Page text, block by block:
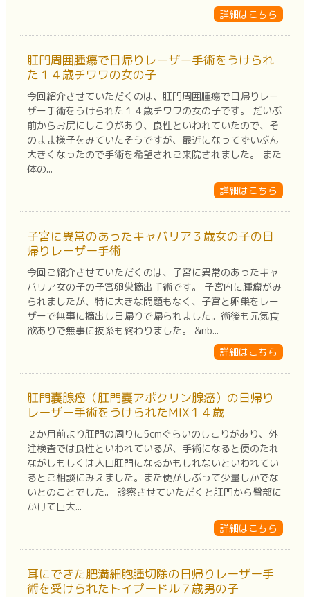
詳細はこちら
肛門周囲腫瘍で日帰りレーザー手術をうけられ
た１４歳チワワの女の子
今回紹介させていただくのは、肛門周囲腫瘍で日帰りレー
ザー手術をうけられた１４歳チワワの女の子です。 だいぶ
前からお尻にしこりがあり、良性といわれていたので、そ
のまま様子をみていたそうですが、最近になってずいぶん
大きくなったので手術を希望されご来院されました。 また
体の...
詳細はこちら
子宮に異常のあったキャバリア３歳女の子の日
帰りレーザー手術
今回ご紹介させていただくのは、子宮に異常のあったキャ
バリア女の子の子宮卵巣摘出手術です。 子宮内に腫瘤がみ
られましたが、特に大きな問題もなく、子宮と卵巣をレー
ザーで無事に摘出し日帰りで帰られました。術後も元気食
欲ありで無事に抜糸も終わりました。 &nb...
詳細はこちら
肛門嚢腺癌（肛門嚢アポクリン腺癌）の日帰り
レーザー手術をうけられたMIX１４歳
２か月前より肛門の周りに5cmぐらいのしこりがあり、外
注検査では良性といわれているが、手術になると便のたれ
ながしもしくは人口肛門になるかもしれないといわれてい
るとご相談にみえました。また便がしぶって少量しかでな
いとのことでした。 診察させていただくと肛門から臀部に
かけて巨大...
詳細はこちら
耳にできた肥満細胞腫切除の日帰りレーザー手
術を受けられたトイプードル７歳男の子